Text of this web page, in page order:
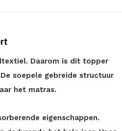
Daarom is dit topper
soepele gebreide structuur
het matras.
eigenschappen.